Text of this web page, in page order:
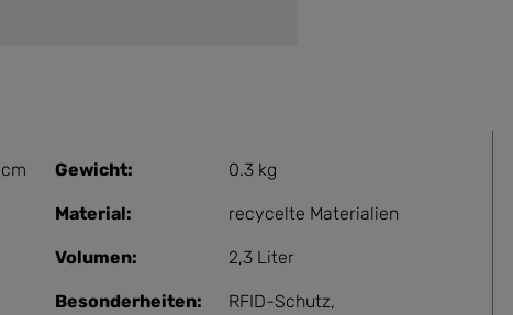
Gewicht: 0.3 kg
Material: recycelte Materialien
Volumen: 2,3 Liter
Besonderheiten: RFID-Schutz,